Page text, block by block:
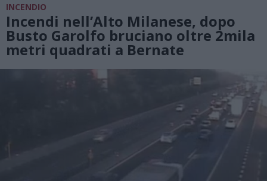
INCENDIO
Incendi nell’Alto Milanese, dopo
Busto Garolfo bruciano oltre 2mila
metri quadrati a Bernate